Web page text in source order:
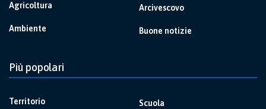
Agricoltura
Ambiente
Arcivescovo
Buone notizie
Più popolari
Territorio Scuola